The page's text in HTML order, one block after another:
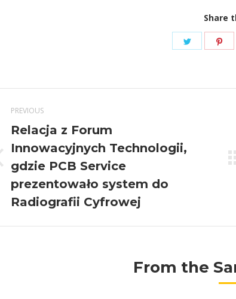
Share
Share
navigation
PREVIOUS
Previous
post:
Relacja z Forum
Innowacyjnych Technologii,
gdzie PCB Service
prezentowało system do
Radiografii Cyfrowej
From the